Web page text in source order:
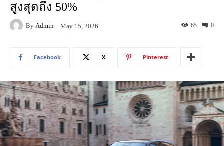
สูงสุดถึง 50%
By Admin May 15, 2026 0
65
Facebook X Pinterest